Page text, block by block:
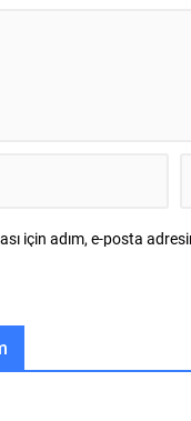
için adım, e-posta